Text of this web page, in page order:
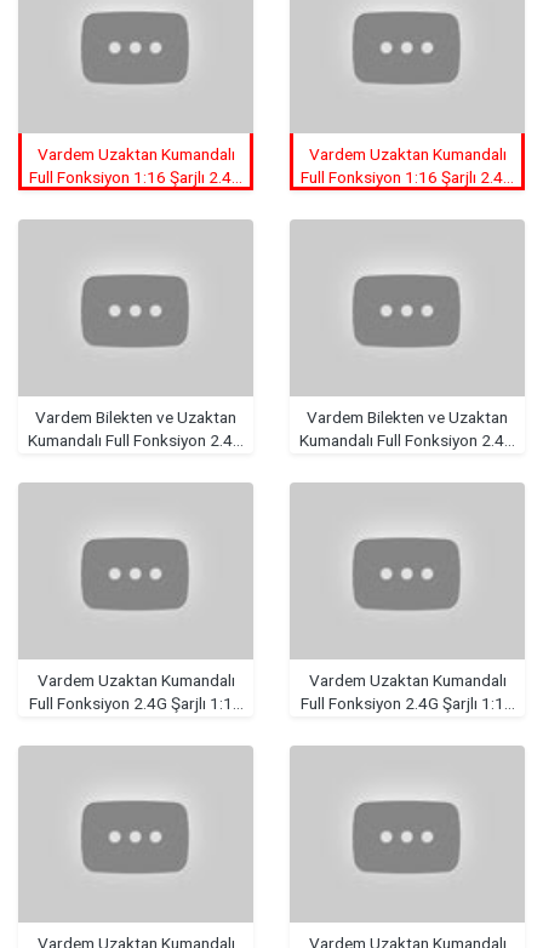
Vardem Uzaktan Kumandalı
Full Fonksiyon 1:16 Şarjlı 2.4G
Araba
Vardem Uzaktan Kumandalı
Full Fonksiyon 1:16 Şarjlı 2.4G
Araba
Vardem Bilekten ve Uzaktan
Kumandalı Full Fonksiyon 2.4G
Vardem Bilekten ve Uzaktan
Kumandalı Full Fonksiyon 2.4G
Vardem Uzaktan Kumandalı
Full Fonksiyon 2.4G Şarjlı 1:16
Buharlı)
Vardem Uzaktan Kumandalı
Full Fonksiyon 2.4G Şarjlı 1:16
Buharlı)
Vardem Uzaktan Kumandalı
Vardem Uzaktan Kumandalı